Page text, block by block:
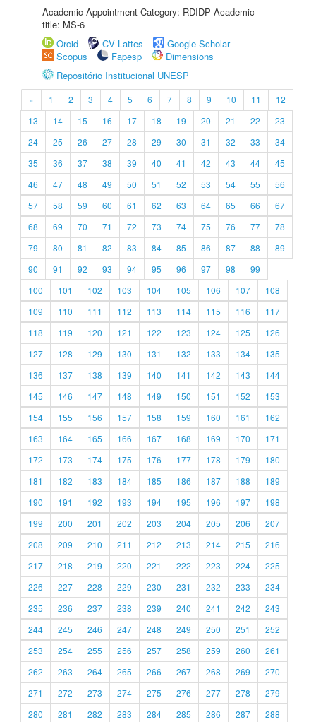
Academic Appointment Category: RDIDP Academic
title: MS-6
Orcid
CV Lattes
Google Scholar
Scopus
Fapesp
Dimensions
Repositório Institucional UNESP
« 1 2 3 4 5 6 7 8 9 10 11
12
13
14 15 16 17 18 19 20 21 22
23
24
25 26 27 28 29 30 31 32 33
34
35
36 37 38 39 40 41 42 43 44
45
46
47 48 49 50 51 52 53 54 55
56
57
58 59 60 61 62 63 64 65 66
67
68
69 70 71 72 73 74 75 76 77
78
79
80 81 82 83 84 85 86 87 88
89
90
91 92 93 94 95 96 97 98
99
100
101 102 103 104 105 106 107
108
109
110 111 112 113 114 115 116
117
118
119 120 121 122 123 124 125
126
127
128 129 130 131 132 133 134
135
136
137 138 139 140 141 142 143
144
145
146 147 148 149 150 151 152
153
154
155 156 157 158 159 160 161
162
163
164 165 166 167 168 169 170
171
172
173 174 175 176 177 178 179
180
181
182 183 184 185 186 187 188
189
190
191 192 193 194 195 196 197
198
199
200 201 202 203 204 205 206
207
208
209 210 211 212 213 214 215
216
217
218 219 220 221 222 223 224
225
226
227 228 229 230 231 232 233
234
235
236 237 238 239 240 241 242
243
244
245 246 247 248 249 250 251
252
253
254 255 256 257 258 259 260
261
262
263 264 265 266 267 268 269
270
271
272 273 274 275 276 277 278
279
280
281 282 283 284 285 286 287 288